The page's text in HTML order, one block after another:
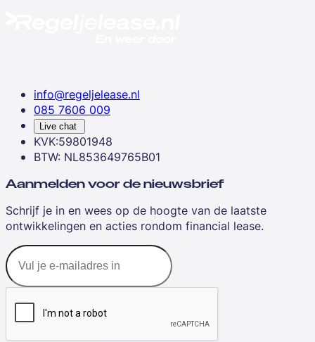
info@regeljelease.nl
085 7606 009
Live chat
KVK:59801948
BTW: NL853649765B01
Aanmelden voor de nieuwsbrief
Schrijf je in en wees op de hoogte van de laatste
ontwikkelingen en acties rondom financial lease.